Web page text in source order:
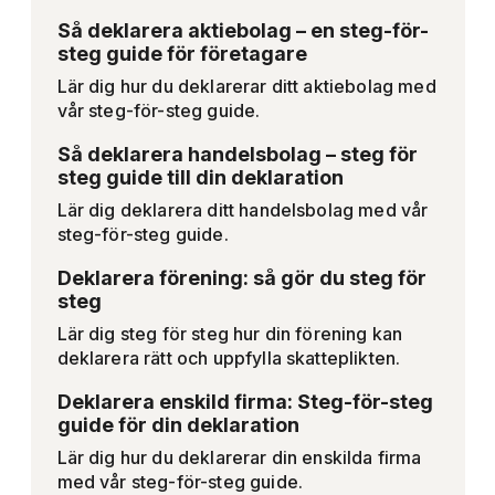
Så deklarera aktiebolag – en steg-för-
steg guide för företagare
Lär dig hur du deklarerar ditt aktiebolag med
vår steg-för-steg guide.
Så deklarera handelsbolag – steg för
steg guide till din deklaration
Lär dig deklarera ditt handelsbolag med vår
steg-för-steg guide.
Deklarera förening: så gör du steg för
steg
Lär dig steg för steg hur din förening kan
deklarera rätt och uppfylla skatteplikten.
Deklarera enskild firma: Steg-för-steg
guide för din deklaration
Lär dig hur du deklarerar din enskilda firma
med vår steg-för-steg guide.